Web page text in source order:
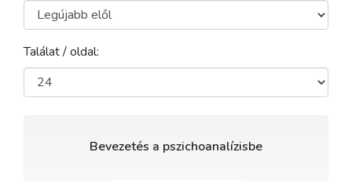
Találat / oldal:
Bevezetés a pszichoanalízisbe